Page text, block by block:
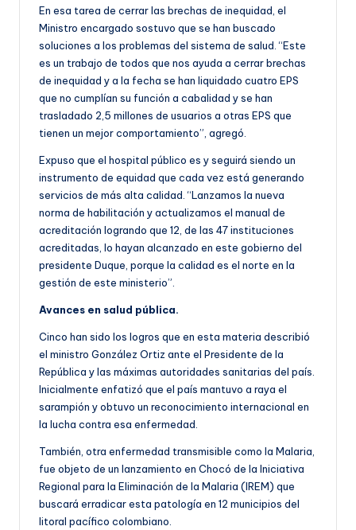
En esa tarea de cerrar las brechas de inequidad, el
Ministro encargado sostuvo que se han buscado
soluciones a los problemas del sistema de salud. “Este
es un trabajo de todos que nos ayuda a cerrar brechas
de inequidad y a la fecha se han liquidado cuatro EPS
que no cumplían su función a cabalidad y se han
trasladado 2,5 millones de usuarios a otras EPS que
tienen un mejor comportamiento”, agregó.
Expuso que el hospital público es y seguirá siendo un
instrumento de equidad que cada vez está generando
servicios de más alta calidad. “Lanzamos la nueva
norma de habilitación y actualizamos el manual de
acreditación logrando que 12, de las 47 instituciones
acreditadas, lo hayan alcanzado en este gobierno del
presidente Duque, porque la calidad es el norte en la
gestión de este ministerio”.
Avances en salud pública.
Cinco han sido los logros que en esta materia describió
el ministro González Ortiz ante el Presidente de la
República y las máximas autoridades sanitarias del país.
Inicialmente enfatizó que el país mantuvo a raya el
sarampión y obtuvo un reconocimiento internacional en
la lucha contra esa enfermedad.
También, otra enfermedad transmisible como la Malaria,
fue objeto de un lanzamiento en Chocó de la Iniciativa
Regional para la Eliminación de la Malaria (IREM) que
buscará erradicar esta patología en 12 municipios del
litoral pacífico colombiano.